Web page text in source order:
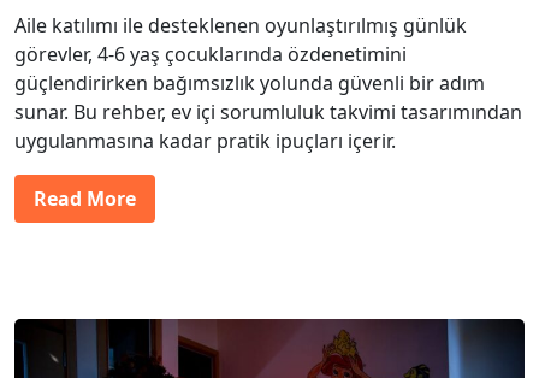
Aile katılımı ile desteklenen oyunlaştırılmış günlük
görevler, 4-6 yaş çocuklarında özdenetimini
güçlendirirken bağımsızlık yolunda güvenli bir adım
sunar. Bu rehber, ev içi sorumluluk takvimi tasarımından
uygulanmasına kadar pratik ipuçları içerir.
Read More